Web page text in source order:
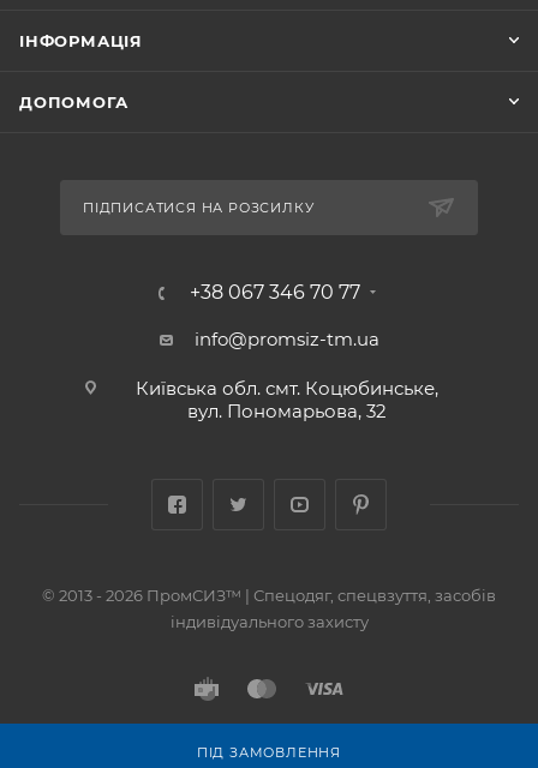
ПІД ЗАМОВЛЕННЯ
ІНФОРМАЦІЯ
ДОПОМОГА
ПІДПИСАТИСЯ НА РОЗСИЛКУ
+38 067 346 70 77
info@promsiz-tm.ua
Київська обл. смт. Коцюбинське,
вул. Пономарьова, 32
© 2013 - 2026 ПромСИЗ™ | Спецодяг, спецвзуття, засобів
індивідуального захисту